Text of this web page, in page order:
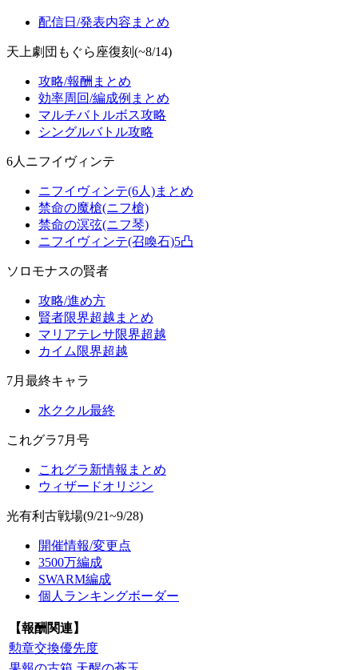
配信日/発表内容まとめ
天上劇団もぐら座復刻(~8/14)
攻略/報酬まとめ
効率周回/編成例まとめ
マルチバトルボス攻略
シングルバトル攻略
6人ニフイヴィンテ
ニフイヴィンテ(6人)まとめ
禁命の魔槍(ニフ槍)
禁命の溟弦(ニフ琴)
ニフイヴィンテ(召喚石)5凸
ソロモナスの賢者
攻略/進め方
賢者限界超越まとめ
マリアテレサ限界超越
カイム限界超越
7月最終キャラ
水ククル最終
これグラ7月号
これグラ新情報まとめ
ウィザードオリジン
光有利古戦場(9/21~9/28)
開催情報/変更点
3500万編成
SWARM編成
個人ランキングボーダー
【報酬関連】
勲章交換優先度